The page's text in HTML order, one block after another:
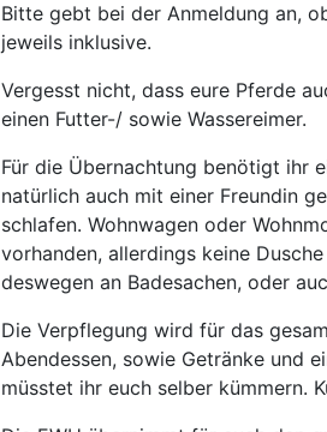
Bitte gebt bei der Anmeldung an,
jeweils inklusive.
Vergesst nicht, dass eure Pferde
einen Futter-/ sowie Wassereimer.
Für die Übernachtung benötigt ihr
natürlich auch mit einer Freundin
schlafen. Wohnwagen oder
vorhanden, allerdings keine
deswegen an Badesachen, oder
Die Verpflegung wird für das
Abendessen, sowie Getränke und
müsstet ihr euch selber kümmern.